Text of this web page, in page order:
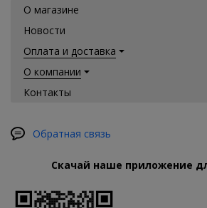
О магазине
Новости
Оплата и доставка
О компании
Контакты
Обратная связь
Скачай наше приложение